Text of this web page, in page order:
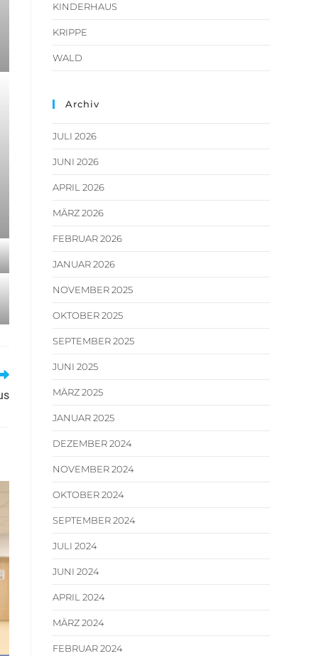
KINDERHAUS
KRIPPE
WALD
Archiv
JULI 2026
JUNI 2026
APRIL 2026
MÄRZ 2026
FEBRUAR 2026
JANUAR 2026
NOVEMBER 2025
OKTOBER 2025
SEPTEMBER 2025
JUNI 2025
MÄRZ 2025
JANUAR 2025
DEZEMBER 2024
NOVEMBER 2024
OKTOBER 2024
SEPTEMBER 2024
JULI 2024
JUNI 2024
APRIL 2024
MÄRZ 2024
FEBRUAR 2024